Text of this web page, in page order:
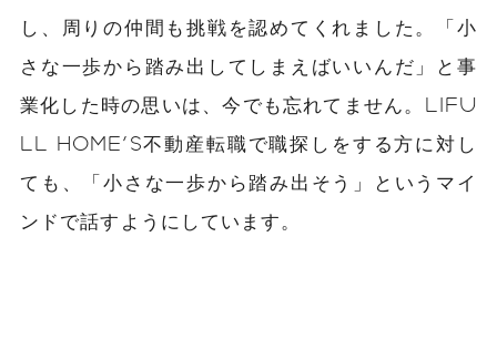
し、周りの仲間も挑戦を認めてくれました。「小
さな一歩から踏み出してしまえばいいんだ」と事
業化した時の思いは、今でも忘れてません。LIFU
LL HOME'S不動産転職で職探しをする方に対し
ても、「小さな一歩から踏み出そう」というマイ
ンドで話すようにしています。